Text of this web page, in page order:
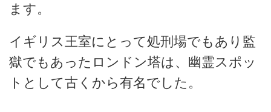
ます。
イギリス王室にとって処刑場でもあり監
獄でもあったロンドン塔は、幽霊スポッ
トとして古くから有名でした。